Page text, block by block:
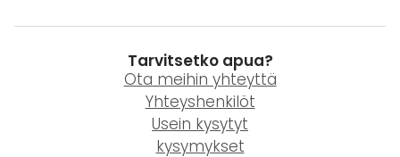
Tarvitsetko apua?
Ota meihin yhteyttä
Yhteyshenkilöt
Usein kysytyt
kysymykset